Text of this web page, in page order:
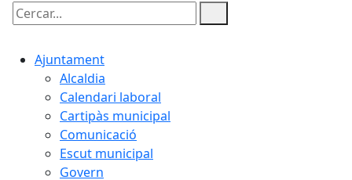
Cercar:
Ajuntament
Alcaldia
Calendari laboral
Cartipàs municipal
Comunicació
Escut municipal
Govern